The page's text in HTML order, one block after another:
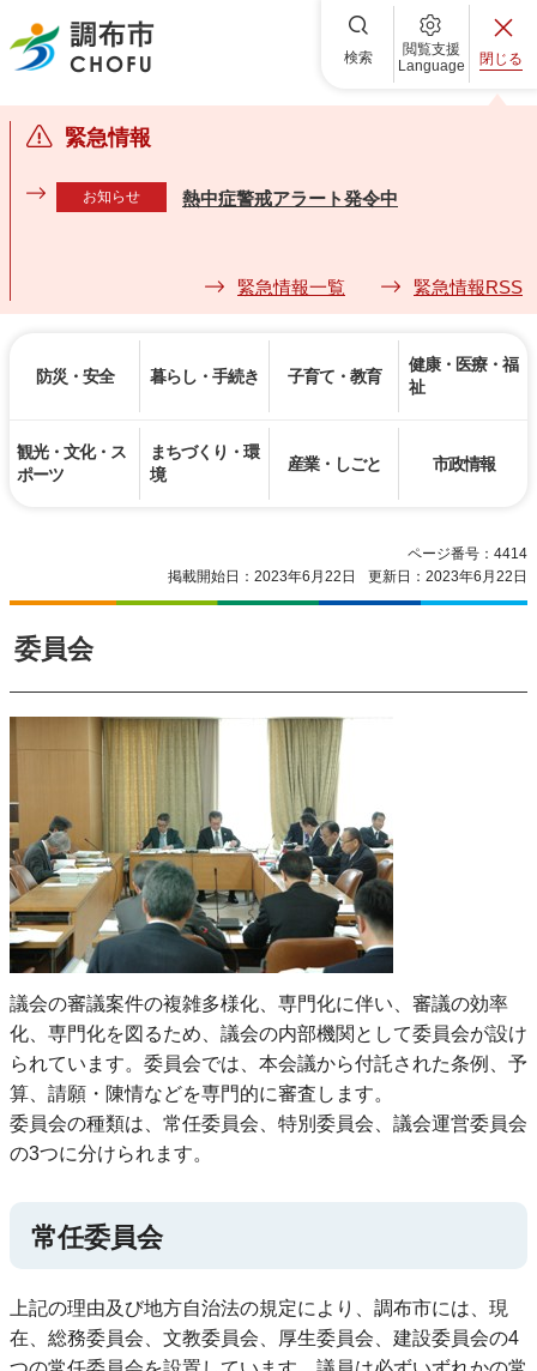
調布市 検索
閲覧支援
Language
閉じる
緊急情報
お知らせ 熱中症警戒アラート発令中
緊急情報一覧 緊急情報RSS
防災・安全 暮らし・手続き 子育て・教育
健康・医療・福
祉
観光・文化・ス
ポーツ
まちづくり・環
境
産業・しごと 市政情報
ページ番号：4414
掲載開始日：2023年6月22日
更新日：2023年6月22日
委員会
議会の審議案件の複雑多様化、専門化に伴い、審議の効率
化、専門化を図るため、議会の内部機関として委員会が設け
られています。委員会では、本会議から付託された条例、予
算、請願・陳情などを専門的に審査します。
委員会の種類は、常任委員会、特別委員会、議会運営委員会
の3つに分けられます。
常任委員会
上記の理由及び地方自治法の規定により、調布市には、現
在、総務委員会、文教委員会、厚生委員会、建設委員会の4